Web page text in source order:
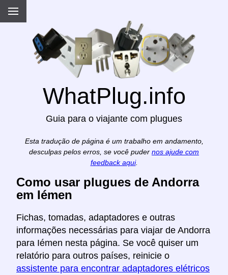
WhatPlug.info
Guia para o viajante com plugues
Esta tradução de página é um trabalho em andamento,
desculpas pelos erros, se você puder nos ajude com
feedback aqui.
Como usar plugues de Andorra
em Iémen
Fichas, tomadas, adaptadores e outras
informações necessárias para viajar de Andorra
para Iémen nesta página. Se você quiser um
relatório para outros países, reinicie o
assistente para encontrar adaptadores elétricos